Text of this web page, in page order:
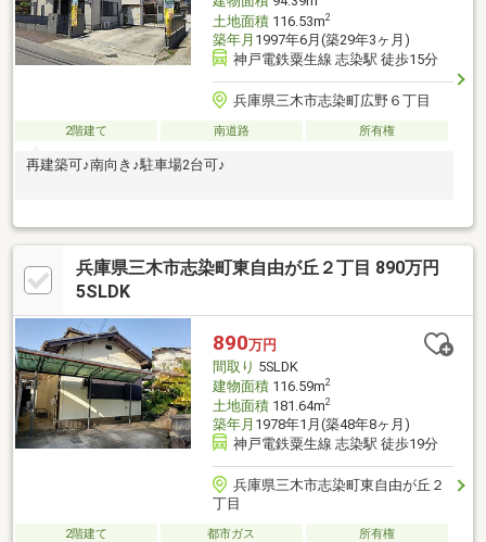
土地面積116.53m2
築年月 1997年6月(築29年3ヶ月)
神戸電鉄粟生線 志染駅 徒歩15分
兵庫県三木市志染町広野６丁目
2階建て 南道路 所有権
再建築可♪南向き♪駐車場2台可♪
兵庫県三木市志染町東自由が丘２丁目 890万円
5SLDK
890万円
間取り 5SLDK
建物面積116.59m2
土地面積181.64m2
築年月 1978年1月(築48年8ヶ月)
神戸電鉄粟生線 志染駅 徒歩19分
兵庫県三木市志染町東自由が丘２
丁目
2階建て 都市ガス
所有権